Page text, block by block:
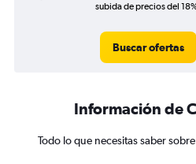
subida de precios del
Buscar ofertas
Información de
Todo lo que necesitas saber